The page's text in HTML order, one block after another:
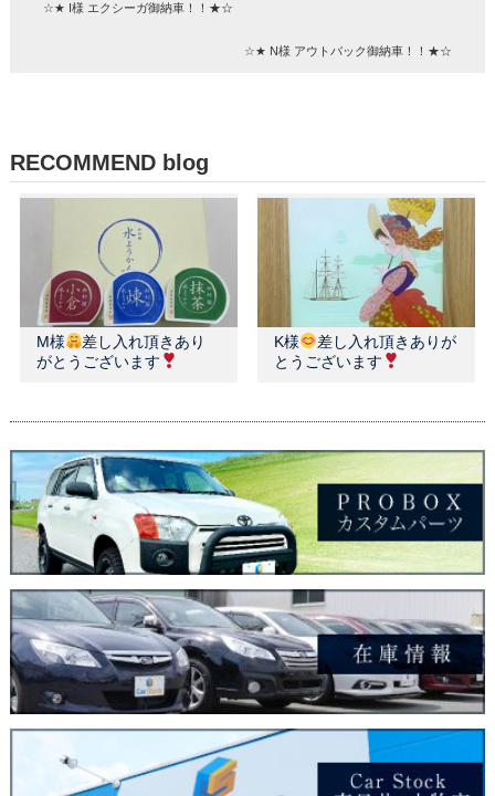
☆★ I様 エクシーガ御納車！！★☆
☆★ N様 アウトバック御納車！！★☆
RECOMMEND blog
M様
差し入れ頂きあり
がとうございます
K様
差し入れ頂きありが
とうございます